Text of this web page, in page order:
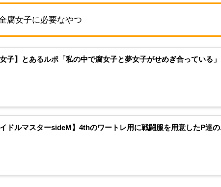
腐女子に必要なやつ
女子】とあるルポ「私の中で腐女子と夢女子がせめぎ合ってい
イドルマスターsideM】4thのワートレ用に戦闘服を用意したP達